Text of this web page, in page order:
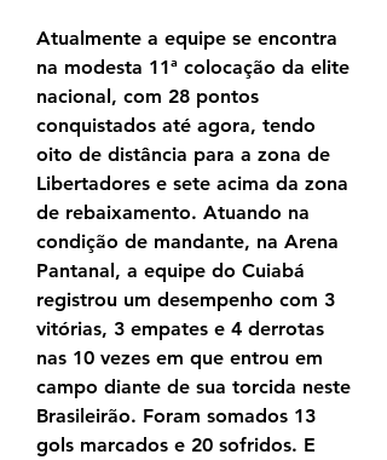
Atualmente a equipe se encontra
na modesta 11ª colocação da elite
nacional, com 28 pontos
conquistados até agora, tendo
oito de distância para a zona de
Libertadores e sete acima da zona
de rebaixamento. Atuando na
condição de mandante, na Arena
Pantanal, a equipe do Cuiabá
registrou um desempenho com 3
vitórias, 3 empates e 4 derrotas
nas 10 vezes em que entrou em
campo diante de sua torcida neste
Brasileirão. Foram somados 13
gols marcados e 20 sofridos. E